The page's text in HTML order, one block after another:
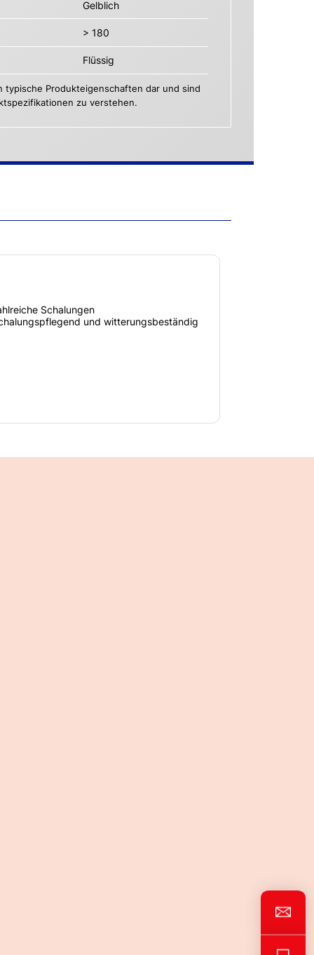
Gelblich
> 180
Flüssig
typische Produkteigenschaften dar und sind
zu verstehen.
Schalungen
und witterungsbeständig